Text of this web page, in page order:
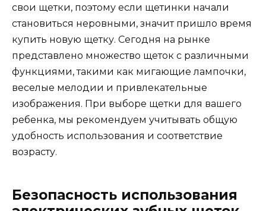
свои щетки, поэтому если щетинки начали
становиться неровными, значит пришло время
купить новую щетку. Сегодня на рынке
представлено множество щеток с различными
функциями, такими как мигающие лампочки,
веселые мелодии и привлекательные
изображения. При выборе щетки для вашего
ребенка, мы рекомендуем учитывать общую
удобность использования и соответствие
возрасту.
Безопасность использования